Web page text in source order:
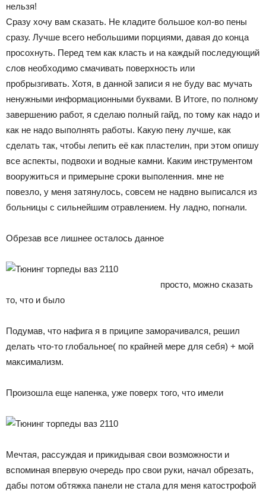
нельзя!
Сразу хочу вам сказать. Не кладите большое кол-во пены
сразу. Лучше всего небольшими порциями, давая до конца
просохнуть. Перед тем как класть и на каждый последующий
слов необходимо смачивать поверхность или
пробрызгивать. Хотя, в данной записи я не буду вас мучать
ненужными информационными буквами. В Итоге, по полному
завершению работ, я сделаю полный гайд, по тому как надо и
как не надо выполнять работы. Какую пену лучше, как
сделать так, чтобы лепить её как пластелин, при этом опишу
все аспекты, подвохи и водные камни. Каким инструментом
вооружиться и примерыне сроки выполенния. мне не
повезло, у меня затянулось, совсем не надвно выписался из
больницы с сильнейшим отравлением. Ну ладно, погнали.
Обрезав все лишнее осталось данное
просто, можно сказать
то, что и было
Подумав, что нафига я в приципе заморачивался, решил
делать что-то глобальное( по крайней мере для себя) + мой
максимализм.
Произошла еще напенка, уже поверх того, что имели
Мечтая, рассуждая и прикидывая свои возможности и
вспоминая впервую очередь про свои руки, начал обрезать,
дабы потом обтяжка панели не стала для меня катострофой